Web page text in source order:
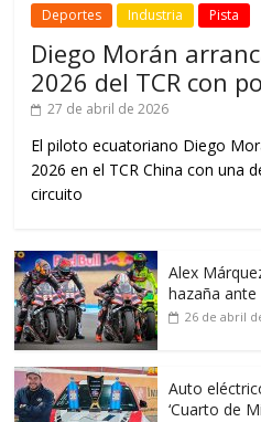
Deportes Industria Pista
Diego Morán
2026 del TCR con
27 de abril de 2026
El piloto ecuatoriano Diego
2026 en el TCR China con una
circuito
Alex
hazaña
26 de abril
Auto
‘Cuarto de